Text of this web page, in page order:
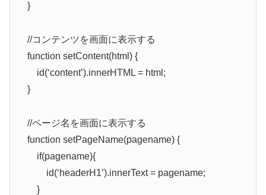
}
//コンテンツを画面に表示する
function setContent(html) {
id(‘content’).innerHTML = html;
}
//ページ名を画面に表示する
function setPageName(pagename) {
if(pagename){
id(‘headerH1’).innerText = pagename;
}